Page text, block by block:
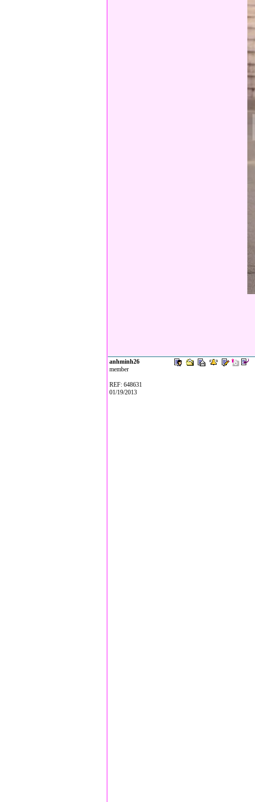
anhminh26
member
REF: 648631
01/19/2013